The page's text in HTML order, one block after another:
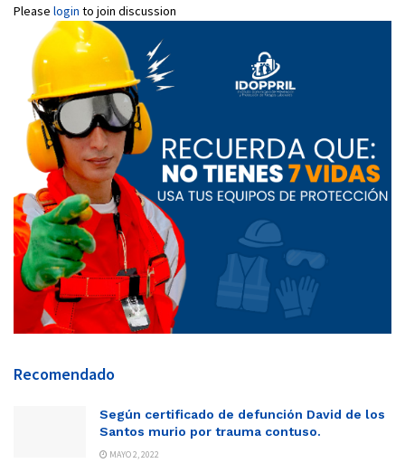
Please login to join discussion
Recomendado
Según certificado de defunción David de los
Santos murio por trauma contuso.
MAYO 2, 2022